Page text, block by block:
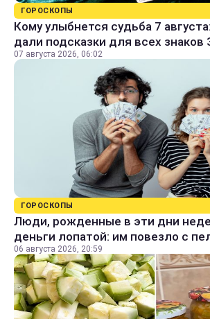
ГОРОСКОПЫ
Кому улыбнется судьба 7
дали подсказки для всех знаков
07 августа 2026, 06:02
ГОРОСКОПЫ
Люди, рожденные в эти дни
деньги лопатой: им повезло с
06 августа 2026, 20:59